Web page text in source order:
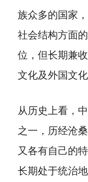
族众多的国家
社会结构方面
位，但长期兼
文化及外国文
从历史上看，
之一，历经沧
又各有自己的
长期处于统治